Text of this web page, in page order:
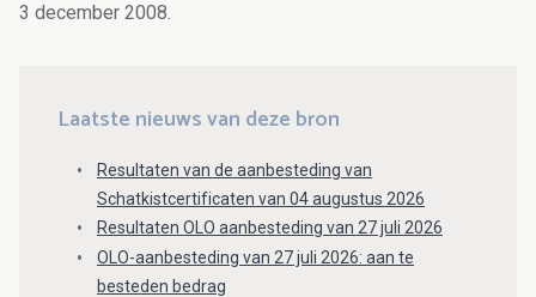
3 december 2008.
Laatste nieuws van deze bron
Resultaten van de aanbesteding van
Schatkistcertificaten van 04 augustus 2026
Resultaten OLO aanbesteding van 27 juli 2026
OLO-aanbesteding van 27 juli 2026: aan te
besteden bedrag